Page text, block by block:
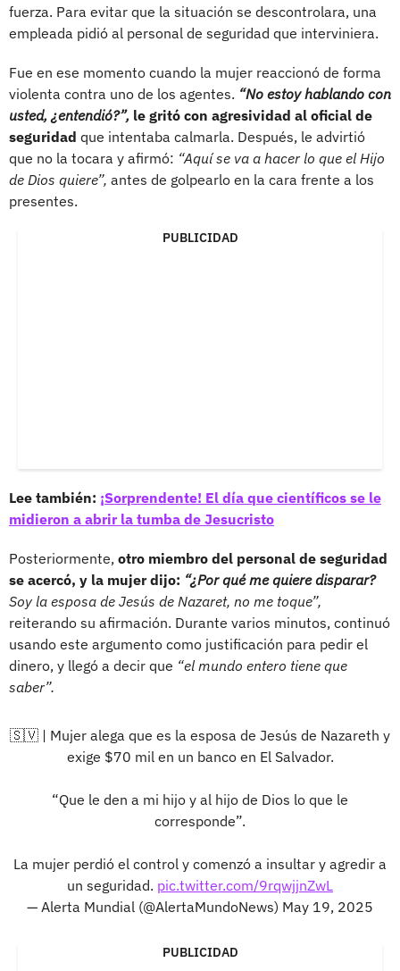
fuerza. Para evitar que la situación se descontrolara, una
empleada pidió al personal de seguridad que interviniera.
Fue en ese momento cuando la mujer reaccionó de forma
violenta contra uno de los agentes. “No estoy hablando con
usted, ¿entendió?”, le gritó con agresividad al oficial de
seguridad que intentaba calmarla. Después, le advirtió
que no la tocara y afirmó: “Aquí se va a hacer lo que el Hijo
de Dios quiere”, antes de golpearlo en la cara frente a los
presentes.
PUBLICIDAD
Lee también: ¡Sorprendente! El día que científicos se le
midieron a abrir la tumba de Jesucristo
Posteriormente, otro miembro del personal de seguridad
se acercó, y la mujer dijo: “¿Por qué me quiere disparar?
Soy la esposa de Jesús de Nazaret, no me toque”,
reiterando su afirmación. Durante varios minutos, continuó
usando este argumento como justificación para pedir el
dinero, y llegó a decir que “el mundo entero tiene que
saber”.
🇸🇻 | Mujer alega que es la esposa de Jesús de Nazareth y
exige $70 mil en un banco en El Salvador.
“Que le den a mi hijo y al hijo de Dios lo que le
corresponde”.
La mujer perdió el control y comenzó a insultar y agredir a
un seguridad. pic.twitter.com/9rqwjjnZwL
— Alerta Mundial (@AlertaMundoNews) May 19, 2025
PUBLICIDAD